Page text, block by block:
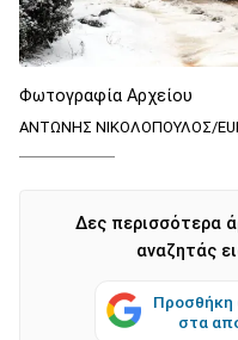
Φωτογραφία Αρχείου
ΑΝΤΩΝΗΣ ΝΙΚΟΛΟΠΟΥΛΟΣ/
Δες περισσότερα
αναζητάς
Προσθήκη
στα